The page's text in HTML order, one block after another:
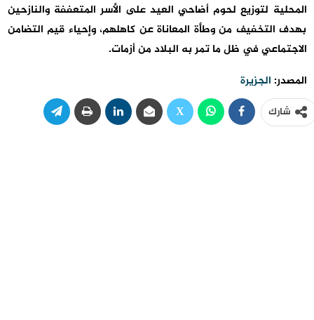
المحلية لتوزيع لحوم أضاحي العيد على الأسر المتعففة والنازحين
بهدف التخفيف من وطأة المعاناة عن كاهلهم، وإحياء قيم التضامن
الاجتماعي في ظل ما تمر به البلاد من أزمات.
المصدر: الجزيرة
شارك